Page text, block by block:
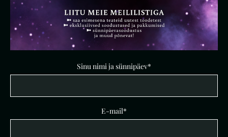
Sinu nimi ja sünnipäev
E-mail